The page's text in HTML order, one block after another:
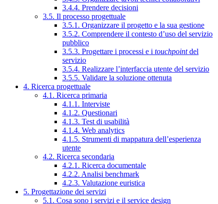
3.4.4. Prendere decisioni
3.5. Il processo progettuale
3.5.1. Organizzare il progetto e la sua gestione
3.5.2. Comprendere il contesto d’uso del servizio
pubblico
3.5.3. Progettare i processi e i touchpointdel
servizio
3.5.4. Realizzare l’interfaccia utente del servizio
3.5.5. Validare la soluzione ottenuta
4. Ricerca progettuale
4.1. Ricerca primaria
4.1.1. Interviste
4.1.2. Questionari
4.1.3. Test di usabilità
4.1.4. Web analytics
4.1.5. Strumenti di mappatura dell’esperienza
utente
4.2. Ricerca secondaria
4.2.1. Ricerca documentale
4.2.2. Analisi benchmark
4.2.3. Valutazione euristica
5. Progettazione dei servizi
5.1. Cosa sono i servizi e il service design